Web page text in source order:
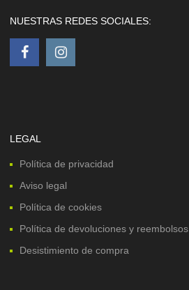
NUESTRAS REDES SOCIALES:
LEGAL
Política de privacidad
Aviso legal
Política de cookies
Política de devoluciones y reembolsos
Desistimiento de compra